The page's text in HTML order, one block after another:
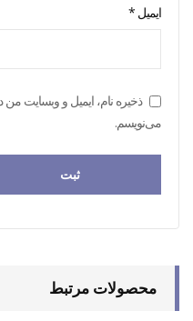
ایمیل *
ذخیره نام، ایمیل و وبسایت من
می‌نویسم.
محصولات مرتبط